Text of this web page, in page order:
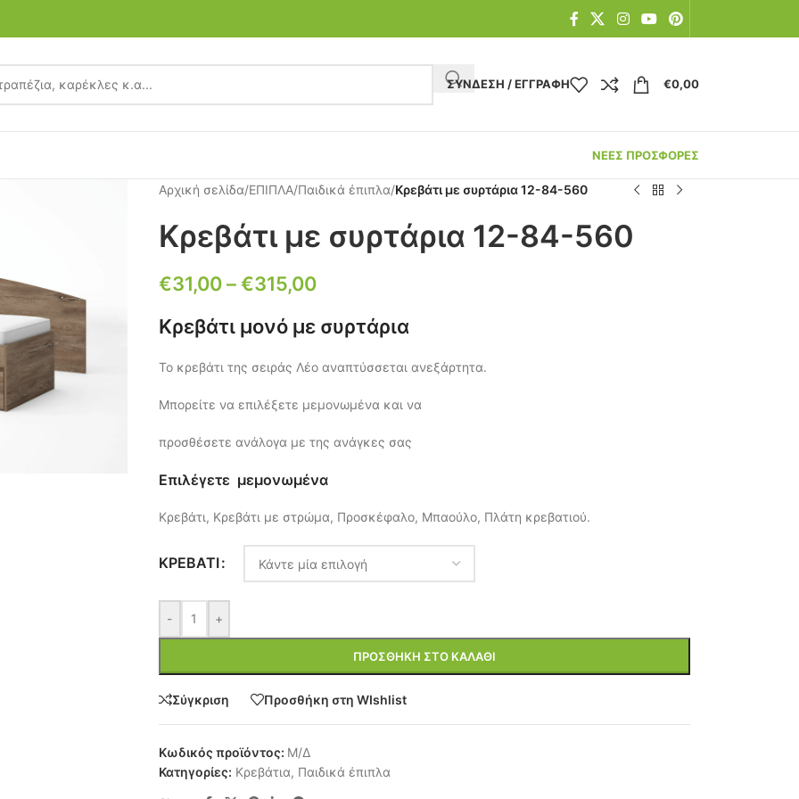
ΣΎΝΔΕΣΗ / ΕΓΓΡΑΦΉ €0,00
ΝΕΕΣ ΠΡΟΣΦΟΡΕΣ
Αρχική σελίδα/ΕΠΙΠΛΑ/Παιδικά έπιπλα/Κρεβάτι με συρτάρια 12-84-560
Κρεβάτι με συρτάρια 12-84-560
€31,00–€315,00
Κρεβάτι μονό με συρτάρια
Το κρεβάτι της σειράς Λέο αναπτύσσεται ανεξάρτητα.
Μπορείτε να επιλέξετε μεμονωμένα και να
προσθέσετε ανάλογα με της ανάγκες σας
Επιλέγετε μεμονωμένα
Κρεβάτι, Κρεβάτι με στρώμα, Προσκέφαλο, Μπαούλο, Πλάτη κρεβατιού.
ΚΡΕΒΆΤΙ
- +
ΠΡΟΣΘΉΚΗ ΣΤΟ ΚΑΛΆΘΙ
Σύγκριση Προσθήκη στη WIshlist
Κωδικός προϊόντος: Μ/Δ
Κατηγορίες: Κρεβάτια, Παιδικά έπιπλα